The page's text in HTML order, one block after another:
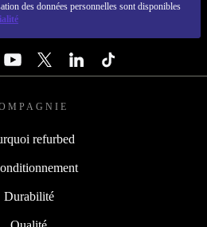
des données personnelles sont disponibles
refurbed
Durabilité